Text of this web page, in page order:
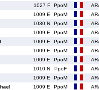
1027 F PpoM
1009 E PpoM
1030 N PpoM
1009 E PpoM
1009 E PpoM
1009 E PpoM
1009 E PpoM
1010 N PpoF
1009 E PpoM
1009 E PpoM